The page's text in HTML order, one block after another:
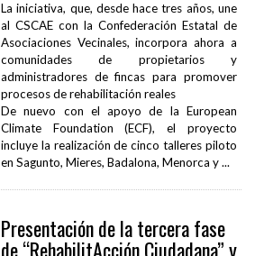
La iniciativa, que, desde hace tres años, une
al CSCAE con la Confederación Estatal de
Asociaciones Vecinales, incorpora ahora a
comunidades de propietarios y
administradores de fincas para promover
procesos de rehabilitación reales
De nuevo con el apoyo de la European
Climate Foundation (ECF), el proyecto
incluye la realización de cinco talleres piloto
en Sagunto, Mieres, Badalona, Menorca y ...
Presentación de la tercera fase
de “RehabilitAcción Ciudadana” y